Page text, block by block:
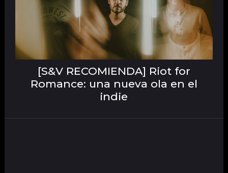
[S&V RECOMIENDA] Riot for
Romance: una nueva ola en el
indie